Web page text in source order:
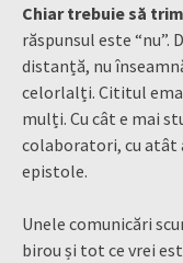
Chiar trebuie să
răspunsul este “nu”.
distanță, nu
celorlalți. Cititul
mulți. Cu cât e mai
colaboratori, cu atât
epistole.
Unele comunicări
birou și tot ce vrei